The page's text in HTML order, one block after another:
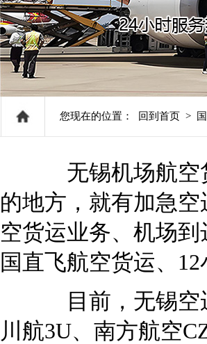
您现在的位置： 回到首页 >
无锡机场航空货
的地方，就有加急
空货运业务、机场
国直飞航空货运、
目前，无锡空运
川航3U、南方航空